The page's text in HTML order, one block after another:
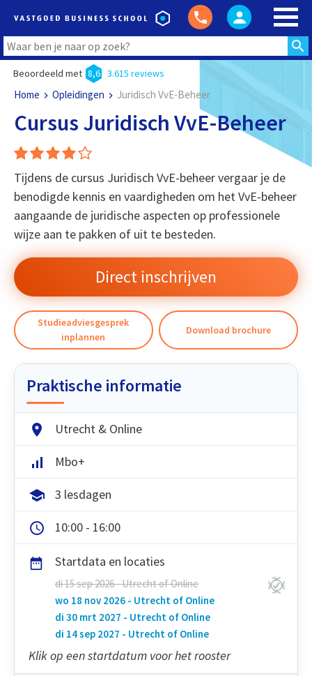
Beoordeeld met 8,6 3.615 reviews
Home Opleidingen Juridisch VvE-Beheer
Cursus Juridisch VvE-Beheer
Tijdens de cursus Juridisch VvE-beheer vergaar je de
benodigde kennis en vaardigheden om het VvE-beheer
aangaande de juridische aspecten op professionele
wijze aan te pakken of uit te besteden.
Download brochure
Studieadviesgesprek
inplannen
Direct inschrijven
Praktische informatie
Utrecht & Online
Mbo+
3 lesdagen
10:00 - 16:00
Startdata en locaties
di 15 sep 2026 - Utrecht of Online
wo 18 nov 2026 - Utrecht of Online
di 30 mrt 2027 - Utrecht of Online
di 14 sep 2027 - Utrecht of Online
Klik op een startdatum voor het rooster